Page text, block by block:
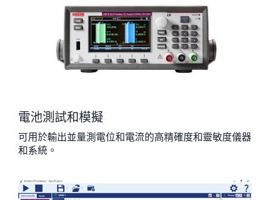
電池測試和模擬
可用於輸出並量測電位和電流的高精確度和靈敏度儀器
和系統。